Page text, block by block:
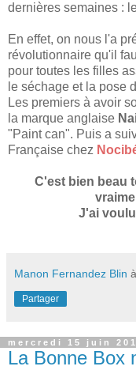
dernières semaines :
En effet, on nous l'a
révolutionnaire qu'il
pour toutes les filles
le séchage et la pose
Les premiers à avoir
la marque anglaise
"Paint can". Puis a
Française chez
C'est bien beau
J'ai
Manon Fernandez Blin à
Partager
mercredi 15 juin
La Bonne Box